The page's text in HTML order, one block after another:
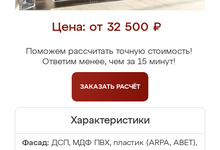
Цена: от 32 500 ₽
Поможем рассчитать точную стоимость!
Ответим менее, чем за 15 минут!
ЗАКАЗАТЬ РАСЧЁТ
Характеристики
Фасад: ДСП, МДФ ПВХ, пластик (ARPA, ABET),